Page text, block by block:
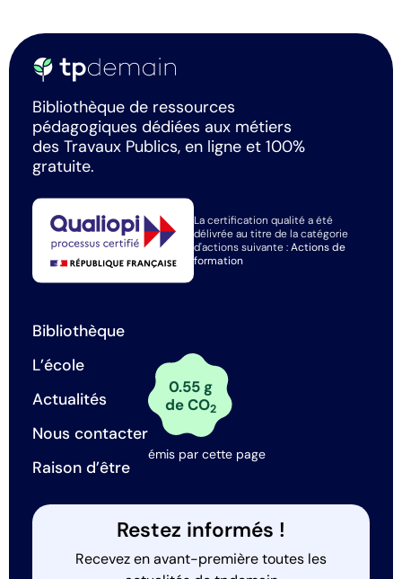
Bibliothèque de ressources
pédagogiques dédiées aux métiers
des Travaux Publics, en ligne et 100%
gratuite.
La certification qualité a été
délivrée au titre de la catégorie
d'actions suivante :Actions de
formation
Bibliothèque
L’école
Actualités
Nous contacter
Raison d’être
0.55 g
de CO2
émis par cette page
Restez informés !
Recevez en avant-première toutes les